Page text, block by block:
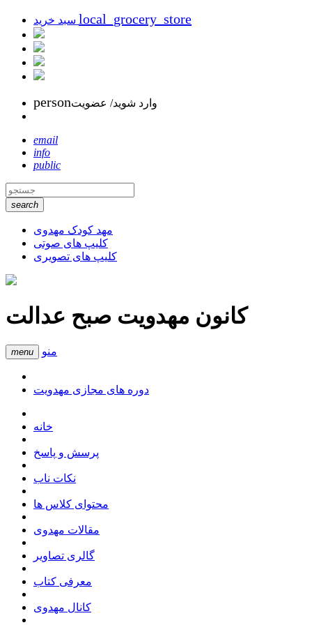
local_grocery_store
personوارد شوید/ عضویت
email
info
public
search
مهد کودک مهدوی
کلیپ های صوتی
کلیپ های تصویری
کانون مهدویت صبح عدالت
menu منو
دوره های مجازی مهدویت
خانه
پرسش و پاسخ
نکات ناب
محتوای کلاس ها
مقالات مهدوی
گالری تصاویر
معرفی کتاب
کانال مهدوی